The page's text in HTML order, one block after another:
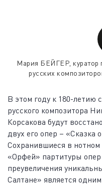
Мария БЕЙГЕР, куратор
русских
В этом году к 180-летию
русского композитора
Корсакова будут
двух его опер – «Сказка
Сохранившиеся в
«Орфей» партитуры
преувеличения
Салтане» является